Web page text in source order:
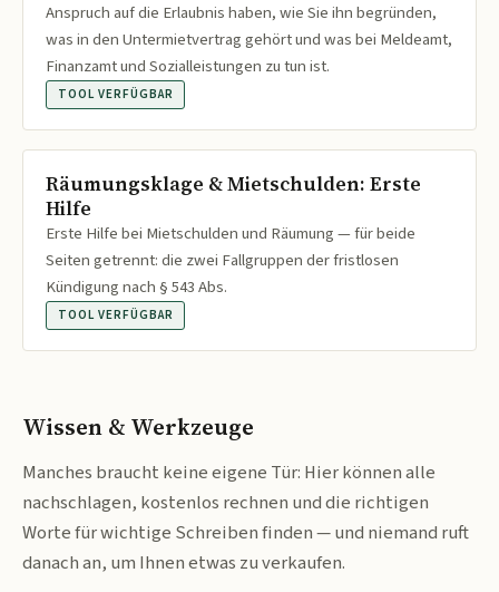
Anspruch auf die Erlaubnis haben, wie Sie ihn begründen,
was in den Untermietvertrag gehört und was bei Meldeamt,
Finanzamt und Sozialleistungen zu tun ist.
TOOL VERFÜGBAR
Räumungsklage & Mietschulden: Erste
Hilfe
Erste Hilfe bei Mietschulden und Räumung — für beide
Seiten getrennt: die zwei Fallgruppen der fristlosen
Kündigung nach § 543 Abs.
TOOL VERFÜGBAR
Wissen & Werkzeuge
Manches braucht keine eigene Tür: Hier können alle
nachschlagen, kostenlos rechnen und die richtigen
Worte für wichtige Schreiben finden — und niemand ruft
danach an, um Ihnen etwas zu verkaufen.